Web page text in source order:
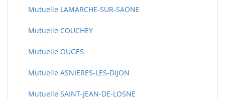
Mutuelle LAMARCHE-SUR-SAONE
Mutuelle COUCHEY
Mutuelle OUGES
Mutuelle ASNIERES-LES-DIJON
Mutuelle SAINT-JEAN-DE-LOSNE